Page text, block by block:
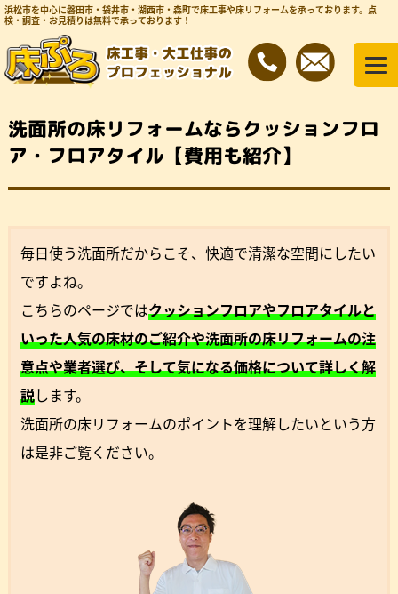
浜松市を中心に磐田市・袋井市・湖西市・森町で床工事や床リフォームを承っております。 点
検・調査・お見積りは無料で承っております！
洗面所の床リフォームならクッションフロ
ア・フロアタイル【費用も紹介】
毎日使う洗面所だからこそ、快適で清潔な空間にしたい
ですよね。
こちらのページではクッションフロアやフロアタイルと
いった人気の床材のご紹介や洗面所の床リフォームの注
意点や業者選び、そして気になる価格について詳しく解
説します。
洗面所の床リフォームのポイントを理解したいという方
は是非ご覧ください。